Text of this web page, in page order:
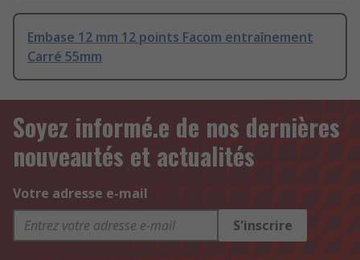
Embase 12 mm 12 points Facom entraînement
Carré 55mm
Soyez informé.e de nos dernières
nouveautés et actualités
Votre adresse e-mail
S'inscrire